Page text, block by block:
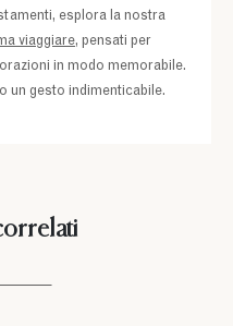
esplora la nostra
viaggiare, pensati per
in modo memorabile.
un gesto indimenticabile.